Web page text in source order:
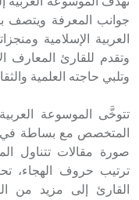
جوانب المعرفة ويتصف
العربية الإسلامية
وتقدم للقارئ المعارف
وتلبي حاجته العلمية
تتوخَّى الموسوعة
المتخصص مع بساطة في
صورة مقالات تتناول
ترتيب حروف الهجاء،
القارئ إلى مزيد من